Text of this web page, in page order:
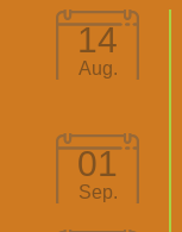
14
Aug.
01
Sep.